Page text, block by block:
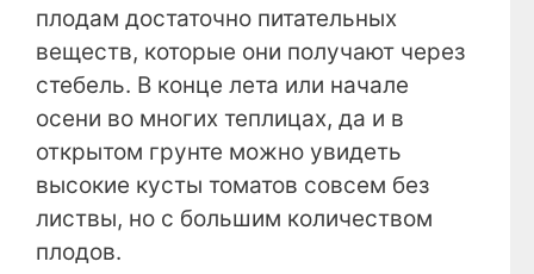
плодам достаточно питательных
веществ, которые они получают через
стебель. В конце лета или начале
осени во многих теплицах, да и в
открытом грунте можно увидеть
высокие кусты томатов совсем без
листвы, но с большим количеством
плодов.